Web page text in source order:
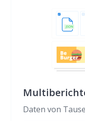
Daten von